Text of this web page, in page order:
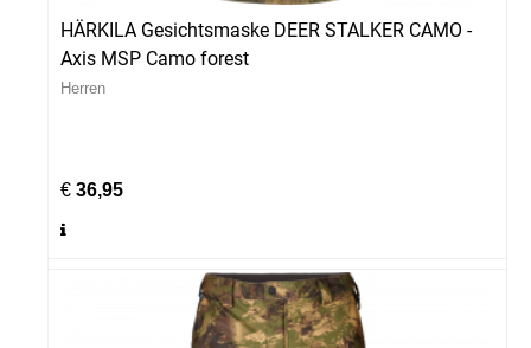
HÄRKILA Gesichtsmaske DEER STALKER CAMO -
Axis MSP Camo forest
Herren
€ 36,95